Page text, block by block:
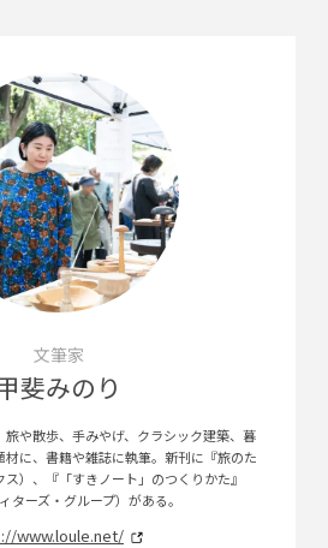
文筆家
斐みのり
や散歩、手みやげ、クラシック建築、暮
材に、書籍や雑誌に執筆。新刊に『旅のた
）、『「すきノート」のつくりかた』
ィターズ・グループ）がある。
www.loule.net/